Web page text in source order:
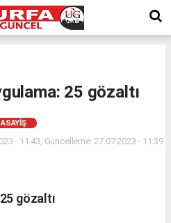
25 gözaltı
ASAYIŞ
- 11:43, Güncelleme: 27.07.2023 - 11:39
gözaltı